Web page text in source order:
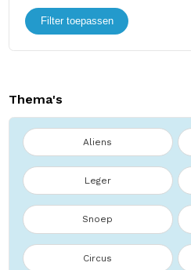
Filter toepassen
Thema's
Aliens
Leger
Snoep
Circus